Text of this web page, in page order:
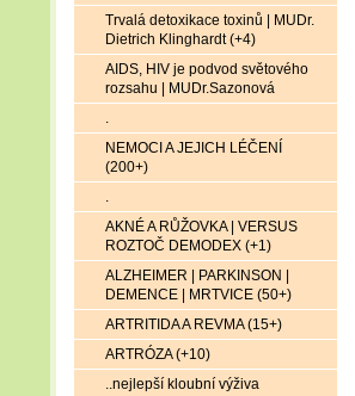
Trvalá detoxikace toxinů | MUDr.
Dietrich Klinghardt (+4)
AIDS, HIV je podvod světového
rozsahu | MUDr.Sazonová
.
NEMOCI A JEJICH LÉČENÍ
(200+)
.
AKNÉ A RŮŽOVKA | VERSUS
ROZTOČ DEMODEX (+1)
ALZHEIMER | PARKINSON |
DEMENCE | MRTVICE (50+)
ARTRITIDA A REVMA (15+)
ARTRÓZA (+10)
..nejlepší kloubní výživa